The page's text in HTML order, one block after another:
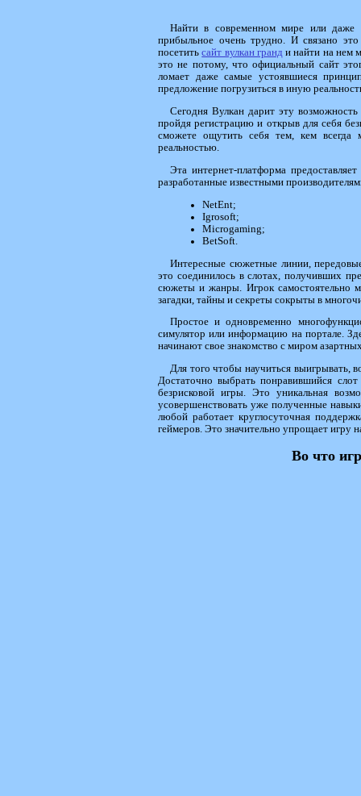
Найти в современном мире или даже
прибыльное очень трудно. И связано
посетитьсайт вулкан гранд и найти на нем
это не потому, что официальный сайт
ломает даже самые устоявшиеся
предложение погрузиться в иную
Сегодня Вулкан дарит эту
пройдя регистрацию и открыв для себя
сможете ощутить себя тем, кем всегда
реальностью.
Эта интернет-платформа
разработанные известными
NetEnt;
Igrosoft;
Microgaming;
BetSoft.
Интересные сюжетные линии,
это соединилось в слотах, получивших
сюжеты и жанры. Игрок самостоятельно
загадки, тайны и секреты сокрыты в
Простое и одновременно
симулятор или информацию на портале.
начинают свое знакомство с миром
Для того чтобы научиться выигрывать,
Достаточно выбрать понравившийся
безрисковой игры. Это уникальная
усовершенствовать уже полученные
любой работает круглосуточная
геймеров. Это значительно упрощает игру
Во что